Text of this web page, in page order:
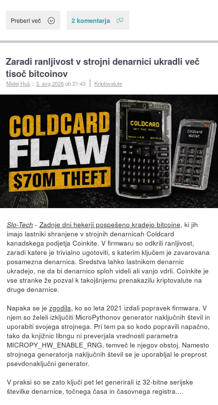
Preberi več 2 komentarja
Zaradi ranljivost v strojni denarnici ukradli več
tisoč bitcoinov
Matej Huš ::3. avg 2026ob 21:43 Kriptovalute
Slo-Tech - Zadnje dni hekerji pospešeno kradejo bitcoine, ki jih
imajo lastniki shranjene v strojnih denarnicah Coldcard
kanadskega podjetja Coinkite. V firmwaru so odkrili ranljivost,
zaradi katere je trivialno ugotoviti, s katerim ključem je zavarovana
posamezna denarnica. Sredstva lahko lastnikom denarnic
ukradejo, ne da bi denarnico sploh videli ali vanjo vdrli. Coinkite je
vse stranke že pozval k takojšnjemu prenakazilu kriptovalute na
druge denarnice.
Napaka se je zgodila, ko so leta 2021 izdali popravek firmwara. V
njem so želeli izključiti MicroPythonov generator naključnih števil in
uporabiti svojega strojnega. Pri tem pa so kodo popravili napačno,
tako da knjižnic libngu ni preverjala vrednosti parametra
MICROPY_HW_ENABLE_RNG, temveč le njegov obstoj. Namesto
strojnega generatorja naključnih števil se je uporabljal le preprost
psevdonaključni generator.
V praksi so se zato ključi pet let generirali iz 32-bitne serijske
številke denarnice, točnega časa in časovnega registra....